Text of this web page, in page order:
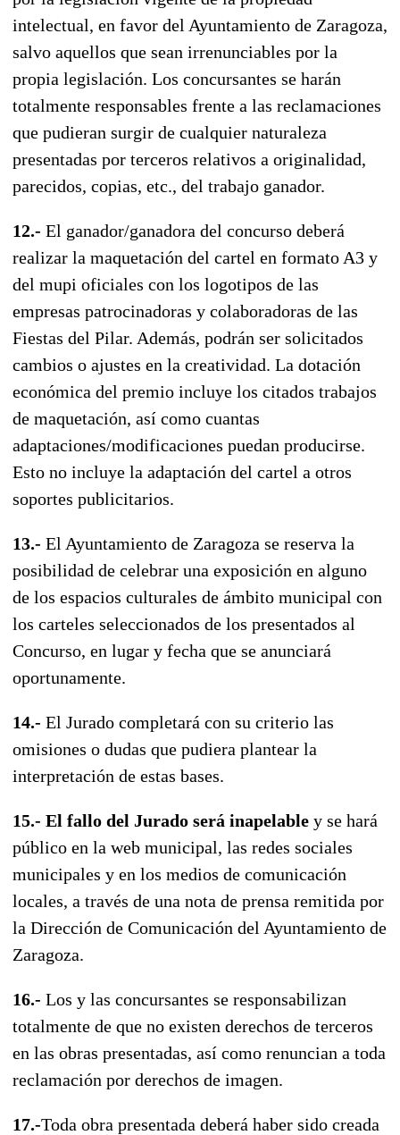
intelectual, en favor del Ayuntamiento de Zaragoza,
salvo aquellos que sean irrenunciables por la
propia legislación. Los concursantes se harán
totalmente responsables frente a las reclamaciones
que pudieran surgir de cualquier naturaleza
presentadas por terceros relativos a originalidad,
parecidos, copias, etc., del trabajo ganador.
12.- El ganador/ganadora del concurso deberá
realizar la maquetación del cartel en formato A3 y
del mupi oficiales con los logotipos de las
empresas patrocinadoras y colaboradoras de las
Fiestas del Pilar. Además, podrán ser solicitados
cambios o ajustes en la creatividad. La dotación
económica del premio incluye los citados trabajos
de maquetación, así como cuantas
adaptaciones/modificaciones puedan producirse.
Esto no incluye la adaptación del cartel a otros
soportes publicitarios.
13.- El Ayuntamiento de Zaragoza se reserva la
posibilidad de celebrar una exposición en alguno
de los espacios culturales de ámbito municipal con
los carteles seleccionados de los presentados al
Concurso, en lugar y fecha que se anunciará
oportunamente.
14.- El Jurado completará con su criterio las
omisiones o dudas que pudiera plantear la
interpretación de estas bases.
15.- El fallo del Jurado será inapelable y se hará
público en la web municipal, las redes sociales
municipales y en los medios de comunicación
locales, a través de una nota de prensa remitida por
la Dirección de Comunicación del Ayuntamiento de
Zaragoza.
16.- Los y las concursantes se responsabilizan
totalmente de que no existen derechos de terceros
en las obras presentadas, así como renuncian a toda
reclamación por derechos de imagen.
17.-Toda obra presentada deberá haber sido creada